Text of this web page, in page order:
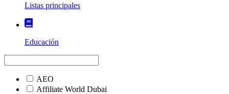
Listas principales
Educación
AEO
Affiliate World Dubai